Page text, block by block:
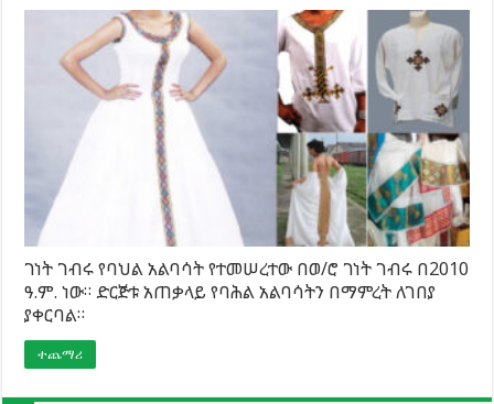
ገነት ገብሩ የባህል አልባሳት የተመሠረተው በወ/ሮ ገነት ገብሩ በ2010
ዓ.ም. ነው። ድርጅቱ አጠቃላይ የባሕል አልባሳትን በማምረት ለገበያ
ያቀርባል።
ተጨማሪ